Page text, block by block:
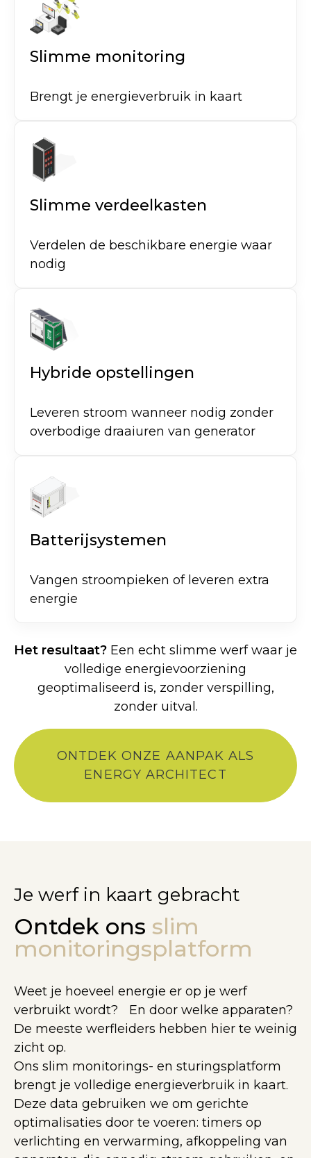
Slimme monitoring
Brengt je energieverbruik in kaart
Slimme verdeelkasten
Verdelen de beschikbare energie waar
nodig
Hybride opstellingen
Leveren stroom wanneer nodig zonder
overbodige draaiuren van generator
Batterijsystemen
Vangen stroompieken of leveren extra
energie
Het resultaat? Een echt slimme werf waar je
volledige energievoorziening
geoptimaliseerd is, zonder verspilling,
zonder uitval.
ONTDEK ONZE AANPAK ALS
ENERGY ARCHITECT
Je werf in kaart gebracht
Ontdek ons slim
monitoringsplatform
Weet je hoeveel energie er op je werf
verbruikt wordt? En door welke apparaten?
De meeste werfleiders hebben hier te weinig
zicht op.
Ons slim monitorings- en sturingsplatform
brengt je volledige energieverbruik in kaart.
Deze data gebruiken we om gerichte
optimalisaties door te voeren: timers op
verlichting en verwarming, afkoppeling van